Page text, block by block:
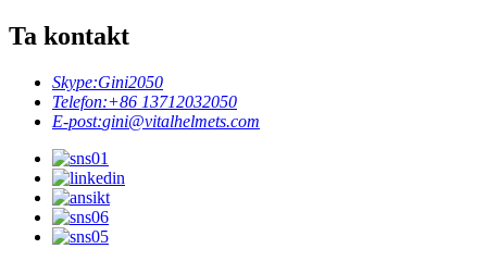
Ta kontakt
Skype:Gini2050
Telefon:+86 13712032050
E-post:gini@vitalhelmets.com